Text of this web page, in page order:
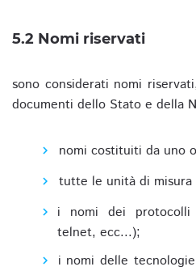
5.2 Nomi riservati
sono considerati nomi
documenti dello Stato e della
nomi costituiti da uno
tutte le unità di misura
i nomi dei
telnet, ecc...);
i nomi delle